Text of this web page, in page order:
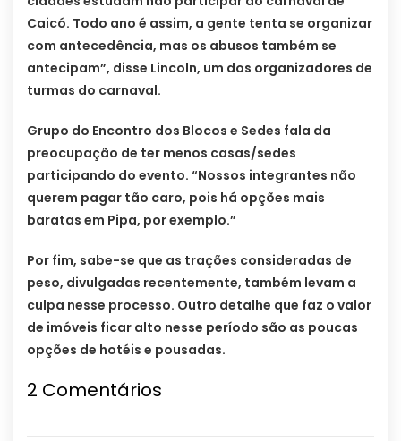
Caicó. Todo ano é assim, a gente tenta se organizar
com antecedência, mas os abusos também se
antecipam”, disse Lincoln, um dos organizadores de
turmas do carnaval.
Grupo do Encontro dos Blocos e Sedes fala da
preocupação de ter menos casas/sedes
participando do evento. “Nossos integrantes não
querem pagar tão caro, pois há opções mais
baratas em Pipa, por exemplo.”
Por fim, sabe-se que as trações consideradas de
peso, divulgadas recentemente, também levam a
culpa nesse processo. Outro detalhe que faz o valor
de imóveis ficar alto nesse período são as poucas
opções de hotéis e pousadas.
2 Comentários